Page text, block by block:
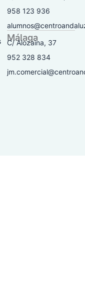
958 123 936
Málaga
C/ Alozaina, 37
952 328 834